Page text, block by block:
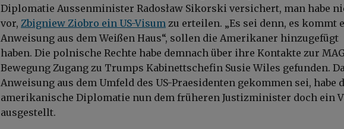
Diplomatie Aussenminister Radosław Sikorski versichert, man habe
vor, Zbigniew Ziobro ein US-Visum zu erteilen. „Es sei denn, es kommt
Anweisung aus dem Weißen Haus“, sollen die Amerikaner hinzugefügt
haben. Die polnische Rechte habe demnach über ihre Kontakte zur
Bewegung Zugang zu Trumps Kabinettschefin Susie Wiles gefunden.
Anweisung aus dem Umfeld des US-Praesidenten gekommen sei, habe
amerikanische Diplomatie nun dem früheren Justizminister doch ein
ausgestellt.